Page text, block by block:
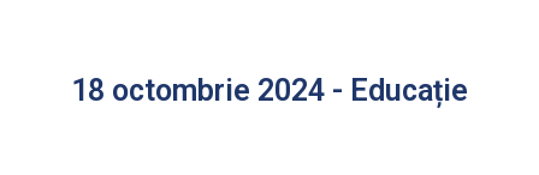
18 octombrie 2024 - Educație